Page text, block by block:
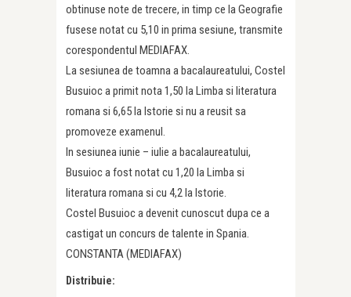
obtinuse note de trecere, in timp ce la Geografie
fusese notat cu 5,10 in prima sesiune, transmite
corespondentul MEDIAFAX.
La sesiunea de toamna a bacalaureatului, Costel
Busuioc a primit nota 1,50 la Limba si literatura
romana si 6,65 la Istorie si nu a reusit sa
promoveze examenul.
In sesiunea iunie – iulie a bacalaureatului,
Busuioc a fost notat cu 1,20 la Limba si
literatura romana si cu 4,2 la Istorie.
Costel Busuioc a devenit cunoscut dupa ce a
castigat un concurs de talente in Spania.
CONSTANTA (MEDIAFAX)
Distribuie: